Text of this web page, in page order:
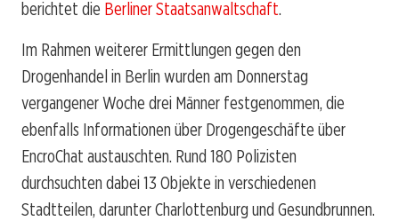
berichtet die Berliner Staatsanwaltschaft.
Im Rahmen weiterer Ermittlungen gegen den
Drogenhandel in Berlin wurden am Donnerstag
vergangener Woche drei Männer festgenommen, die
ebenfalls Informationen über Drogengeschäfte über
EncroChat austauschten. Rund 180 Polizisten
durchsuchten dabei 13 Objekte in verschiedenen
Stadtteilen, darunter Charlottenburg und Gesundbrunnen.